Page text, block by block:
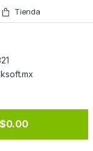
Tienda
$0.00